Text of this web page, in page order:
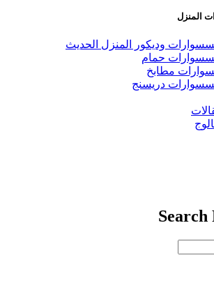
المنزل
وديكور المنزل الحديث
حمام
مطابخ
دريسنج